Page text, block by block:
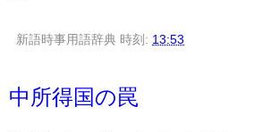
新語時事用語辞典 時刻: 13:53
中所得国の罠